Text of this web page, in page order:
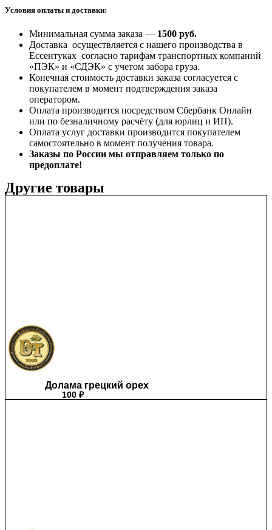
Условия оплаты и доставки:
Минимальная сумма заказа — 1500 руб.
Доставка осуществляется с нашего производства в
Ессентуках согласно тарифам транспортных компаний
«ПЭК» и «СДЭК» с учетом забора груза.
Конечная стоимость доставки заказа согласуется с
покупателем в момент подтверждения заказа
оператором.
Оплата производится посредством Сбербанк Онлайн
или по безналичному расчёту (для юрлиц и ИП).
Оплата услуг доставки производится покупателем
самостоятельно в момент получения товара.
Заказы по России мы отправляем только по
предоплате!
Другие товары
Долама грецкий орех
100 ₽